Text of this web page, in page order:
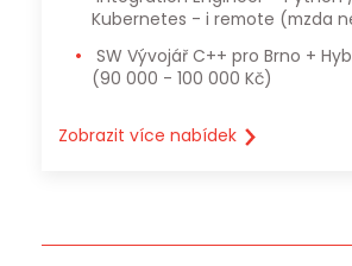
Kubernetes - i remote (mzda
SW Vývojář C++ pro Brno +
(90 000 - 100 000 Kč)
Zobrazit více nabídek